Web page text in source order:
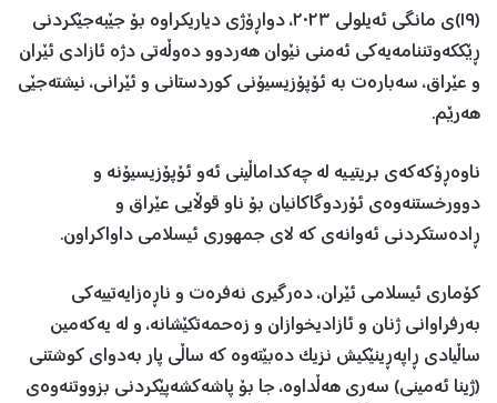
(١٩)ی مانگی ئەیلولی ٢٠٢٣، دواڕۆژی دیاریکراوە بۆ جێبەجێکردنی
ڕێککەوتننامەیەکی ئەمنی نێوان هەردوو دەوڵەتی دژە ئازادی ئێران
و عێراق، سەبارەت بە ئۆپۆزیسیۆنی کوردستانی و ئێرانی، نیشتەجێی
هەرێم.
ناوەڕۆکەکەی بریتیـیە لە چەکداماڵینی ئەو ئۆپۆزیسیۆنە و
دوورخستنەوەی ئۆردوگاکانیان بۆ ناو قوڵایی عێراق و
ڕادەستکردنی ئەوانەی کە لای جمهوری ئیسلامی داواکراون.
کۆماری ئیسلامی ئێران، دەرگیری نەفرەت و ناڕەزایەتییەکی
بەرفراوانی ژنان و ئازادیخوازان و زەحمەتکێشانە، و لە یەکەمین
ساڵیادی ڕاپەڕینێکیش نزیک دەبێتەوە کە ساڵی پار بەدوای کوشتنی
(ژینا ئەمینی) سەری هەڵداوە، جا بۆ پاشەکشەپێکردنی بزووتنەوەی